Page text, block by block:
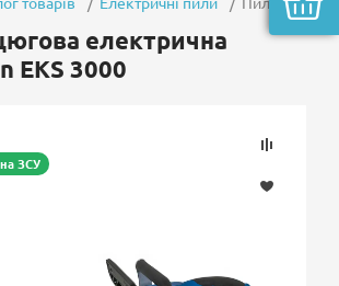
електрична
EKS 3000
ЗСУ